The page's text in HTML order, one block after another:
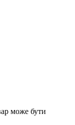
може бути